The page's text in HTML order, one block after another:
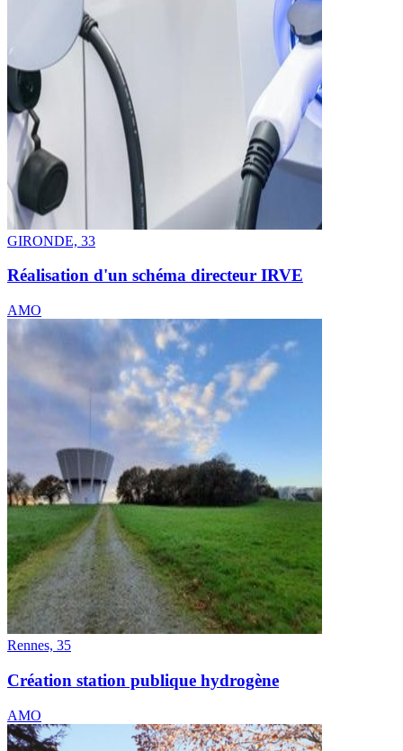
GIRONDE, 33
Réalisation d'un schéma directeur IRVE
AMO
Rennes, 35
Création station publique hydrogène
AMO